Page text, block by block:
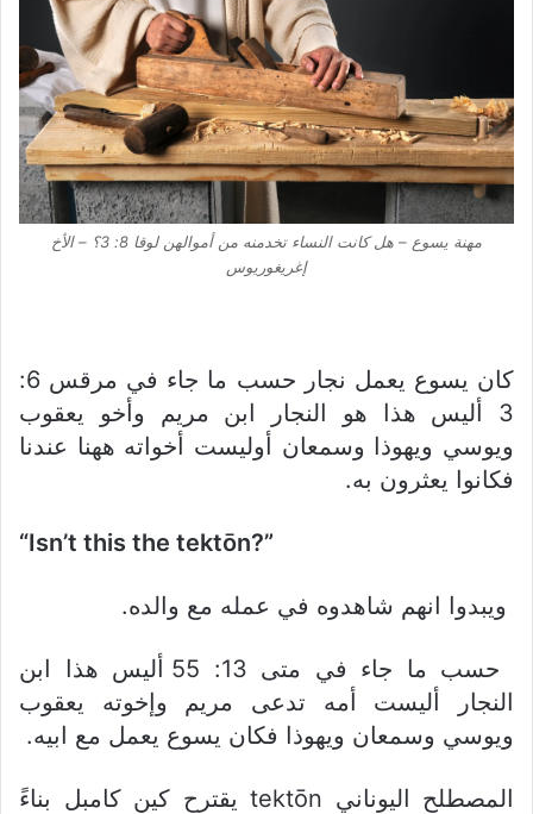
مهنة يسوع – هل كانت النساء تخدمنه من أموالهن لوقا 8: 3؟ – الأخ
إغريغوريوس
كان يسوع يعمل نجار حسب ما جاء في مرقس 6:
3 أليس هذا هو النجار ابن مريم وأخو يعقوب
ويوسي ويهوذا وسمعان أوليست أخواته ههنا عندنا
فكانوا يعثرون به.
“Isn’t this the tektōn?”
ويبدوا انهم شاهدوه في عمله مع والده.
حسب ما جاء في متى 13: 55 أليس هذا ابن
النجار أليست أمه تدعى مريم وإخوته يعقوب
ويوسي وسمعان ويهوذا فكان يسوع يعمل مع ابيه.
المصطلح اليوناني tektōn يقترح كين كامبل بناءً